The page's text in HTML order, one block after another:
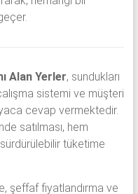
Alan Yerler, sundukları
sistemi ve müşteri
cevap vermektedir.
satılması, hem
tüketime
şeffaf fiyatlandırma ve